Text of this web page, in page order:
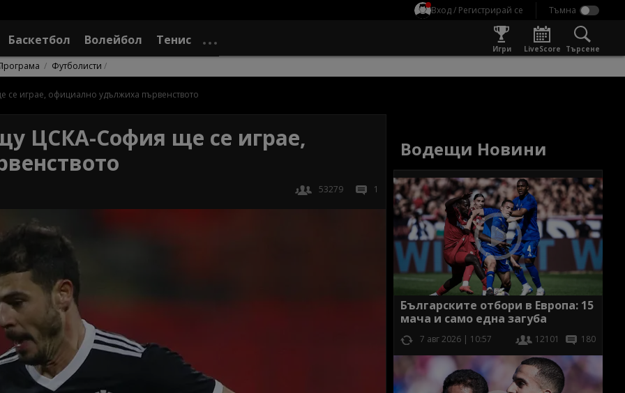
Вход / Регистрирай се
Баскетбол Волейбол Тенис
Игри LiveScore Търсене
Футболисти
играе, официално удължиха първенството
ЦСКА-София ще се играе,
53279 1
Водещи Новини
Българските отбори в Европа: 15
мача и само една загуба
7 авг 2026 | 10:57 12101 180